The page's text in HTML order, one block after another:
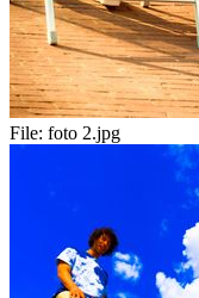
File: foto 2.jpg